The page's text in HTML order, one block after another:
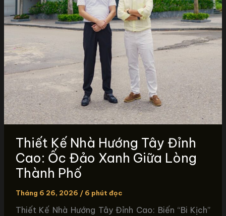
Thiết Kế Nhà Hướng Tây Đỉnh
Cao: Ốc Đảo Xanh Giữa Lòng
Thành Phố
Tháng 6 26, 2026 / 6 phút đọc
Thiết Kế Nhà Hướng Tây Đỉnh Cao: Biến “Bi Kịch”